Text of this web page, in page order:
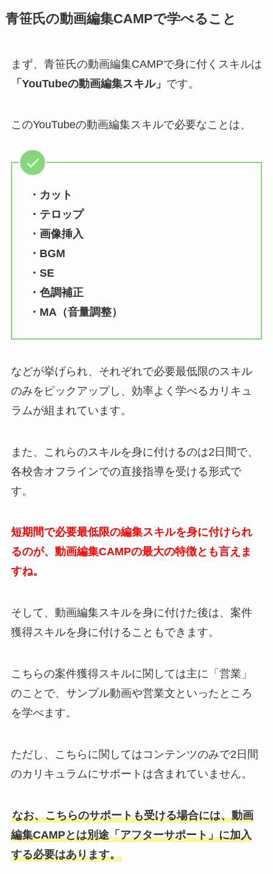
青笹氏の動画編集CAMPで学べること
まず、青笹氏の動画編集CAMPで身に付くスキルは
「YouTubeの動画編集スキル」 です。
このYouTubeの動画編集スキルで必要なことは、
・カット
・テロップ
・画像挿入
・BGM
・SE
・色調補正
・MA（音量調整）
などが挙げられ、それぞれで必要最低限のスキル
のみをピックアップし、効率よく学べるカリキュ
ラムが組まれています。
また、これらのスキルを身に付けるのは2日間で、
各校舎オフラインでの直接指導を受ける形式で
す。
短期間で必要最低限の編集スキルを身に付けられ
るのが、動画編集CAMPの最大の特徴とも言えま
すね。
そして、動画編集スキルを身に付けた後は、案件
獲得スキルを身に付けることもできます。
こちらの案件獲得スキルに関しては主に「営業」
のことで、サンプル動画や営業文といったところ
を学べます。
ただし、こちらに関してはコンテンツのみで2日間
のカリキュラムにサポートは含まれていません。
なお、こちらのサポートも受ける場合には、動画
編集CAMPとは別途「アフターサポート」に加入
する必要はあります。